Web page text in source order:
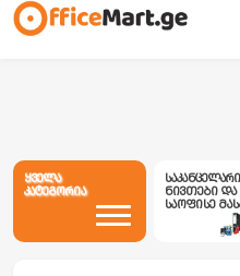
ყველა
კატეგორია
ნივთები და
საოფისე